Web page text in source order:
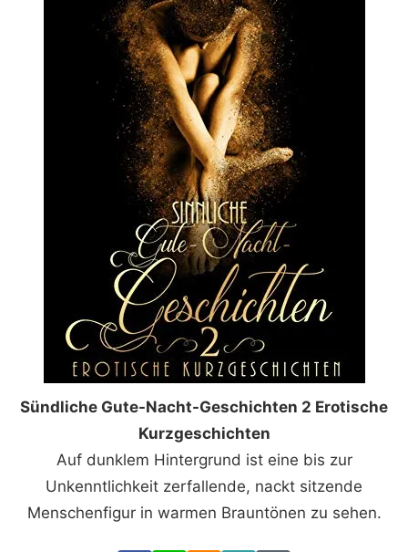
Sündliche Gute-Nacht-Geschichten 2 Erotische
Kurzgeschichten
Auf dunklem Hintergrund ist eine bis zur
Unkenntlichkeit zerfallende, nackt sitzende
Menschenfigur in warmen Brauntönen zu sehen.